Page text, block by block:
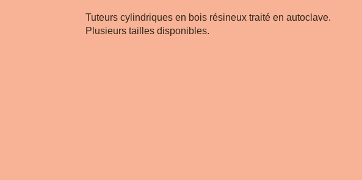
Tuteurs cylindriques en bois résineux traité en autoclave.
Plusieurs tailles disponibles.